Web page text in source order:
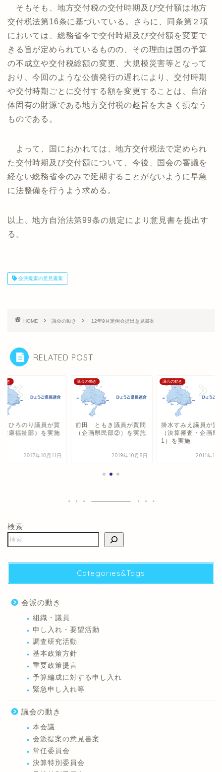
そもそも、地方交付税の交付時期及び交付額は地方
交付税法第16条に基づいている。さらに、同条第２項
においては、総務省令で交付時期及び交付額を変更で
きる旨が定められているものの、その理由は国の予算
の不成立や交付税総額の変更、大規模災害等となって
おり、今回のような公債発行の遅れにより、交付時期
や交付時期ごとに交付する額を変更することは、自治
体固有の財源である地方交付税の趣旨を大きく損なう
ものである。
よって、国におかれては、地方交付税法で定められ
た交付時期及び交付額について、今後、国会の審議を
経ない総務省令のみで延期することがないように早急
に法整備を行うよう求める。
以上、地方自治法第99条の規定により意見書を提出す
る。
会派提案の意見書案
HOME 議会の動き 12年9月定例会提出意見書案
RELATED POST
動き
ひろのり議員が質
健康福祉部）を実施
2017年10月11日
議会の動き
前田 ともき議員が質問
（企画県民部②）を実施
2019年10月8日
議会の動き
掛水すみえ議員が質
（決算審査・企画県
1）を実施
2011年10
検索
Categories&Tags
会派の動き
組織・議員
申し入れ・要望活動
調査研究活動
基本政策方針
重要政策提言
予算編成に対する申し入れ
緊急申し入れ等
議会の動き
本会議
会派提案の意見書案
常任委員会
決算特別委員会